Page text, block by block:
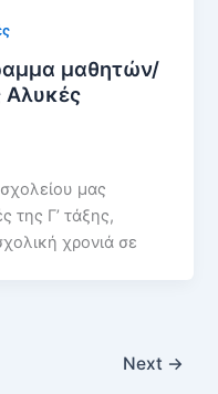
μαθητών/
Αλυκές
μας
της Γ’ τάξης,
χρονιά σε
Next →